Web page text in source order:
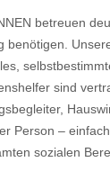
betreuen
benötigen.
sind
Person –
sozialen